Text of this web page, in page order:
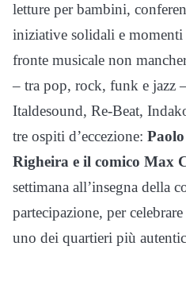
letture per bambini,
iniziative solidali e momenti
fronte musicale non
– tra pop, rock, funk e jazz
Italdesound, Re-Beat,
tre ospiti d’eccezione:
Righeira e il comico Max
settimana all’insegna della
partecipazione, per
uno dei quartieri più